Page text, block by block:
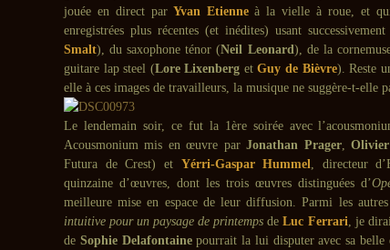
jouée en direct parYvan Etienneà la vielle à roue, et qui
enregistrées plus récentes (et inédites) usant
Smalt), du saxophone ténor (Neil Leonard), de la
guitare lap steel (Lore Lixenberg etGuy de Bièvre). Reste
elle à ces images de travailleurs, la musique ne suggère-t-elle
Le lendemain soir, ce fut la 1ère soirée avec
Acousmonium mis en œuvre parJonathan Prager,
Futura de Crest) et Yérri-Gaspar Hummel, directeur
quinzaine d’œuvres, dont les trois œuvres distinguées d’
meilleure mise en espace de leur diffusion. Parmi les
intuitive pour un paysage de printemps de Luc Ferrari, je
de Sophie Delafontainepourrait la lui disputer avec sa belle